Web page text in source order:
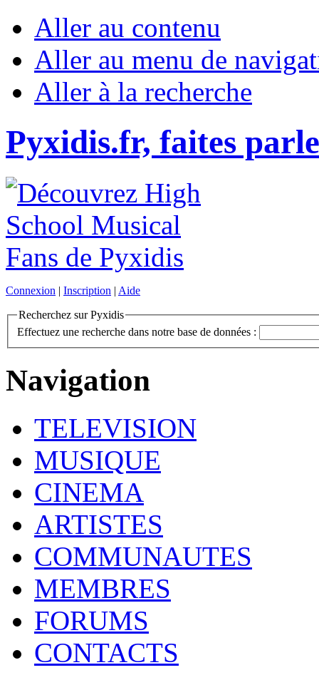
Aller au contenu
Aller au menu de
Aller à la recherche
Pyxidis.fr, faites
Connexion | Inscription | Aide
Recherchez sur Pyxidis
Effectuez une recherche dans notre base de données :
Navigation
TELEVISION
MUSIQUE
CINEMA
ARTISTES
COMMUNAUTES
MEMBRES
FORUMS
CONTACTS